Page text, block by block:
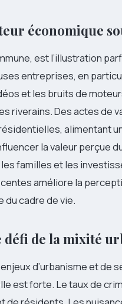
économique
est l’illustration
entreprises, en
et les bruits de
riverains. Des actes de
alimentant
la valeur perçue
familles et les
améliore la
du cadre de vie.
défi de la mixité
d’urbanisme et de
est forte. Le taux de